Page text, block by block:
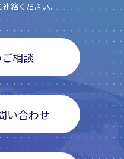
絡ください。
相談
い合わせ